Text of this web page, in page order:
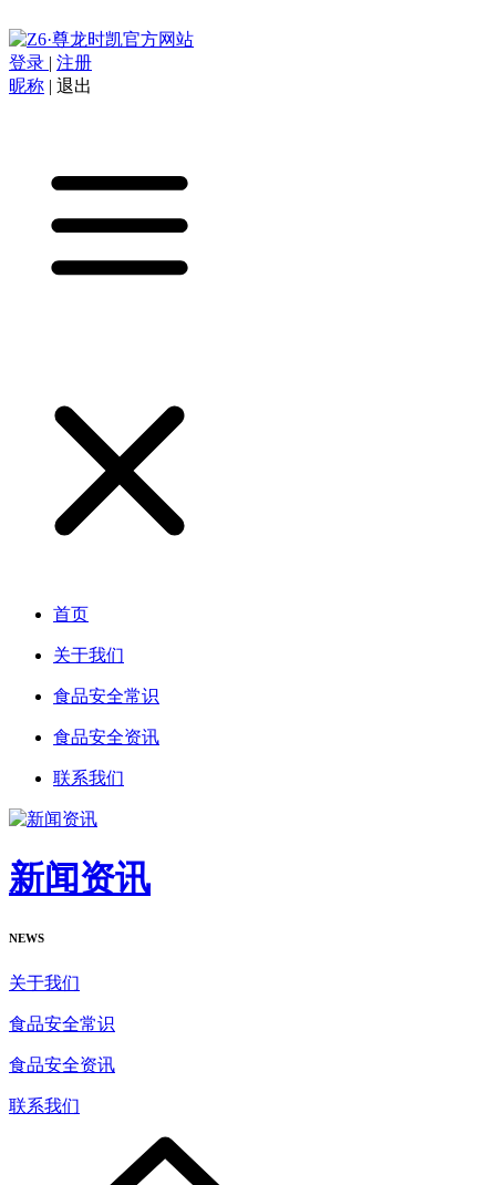
登录 | 注册
昵称 | 退出
首页
关于我们
食品安全常识
食品安全资讯
联系我们
新闻资讯
NEWS
关于我们
食品安全常识
食品安全资讯
联系我们